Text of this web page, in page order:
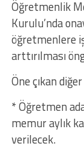
Öğretmenlik
Kurulu’nda
öğretmenlere
arttırılması
Öne çıkan
* Öğretmen
memur aylık
verilecek.